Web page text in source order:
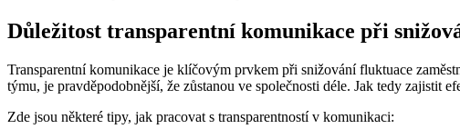
Důležitost transparentní komunikace při
Transparentní komunikace je klíčovým prvkem při snižování fluktuace
týmu, je pravděpodobnější, že zůstanou ve společnosti déle. Jak tedy zajistit
Zde jsou některé tipy, jak pracovat s transparentností v komunikaci: